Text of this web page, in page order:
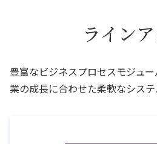
ライン
豊富なビジネスプロセスモジュ
業の成長に合わせた柔軟なシステ